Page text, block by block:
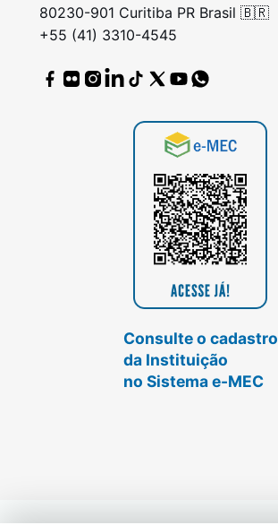
80230-901 Curitiba PR Brasil 🇧🇷
+55 (41) 3310-4545
Consulte o cadastro
da Instituição
no Sistema e-MEC